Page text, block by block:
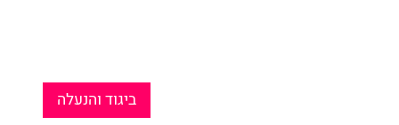
ביגוד והנעלה